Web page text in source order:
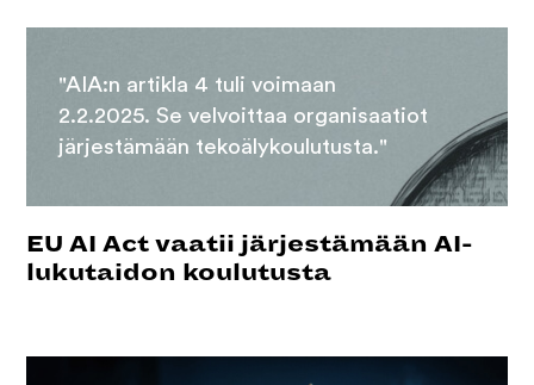
"AIA:n artikla 4 tuli voimaan
2.2.2025. Se velvoittaa organisaatiot
järjestämään tekoälykoulutusta."
EU AI Act vaatii järjestämään AI-
lukutaidon koulutusta